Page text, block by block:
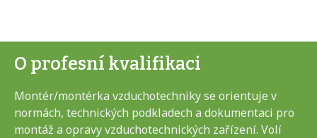
O profesní kvalifikaci
Montér/montérka vzduchotechniky se orientuje v
normách, technických podkladech a dokumentaci pro
montáž a opravy vzduchotechnických zařízení. Volí